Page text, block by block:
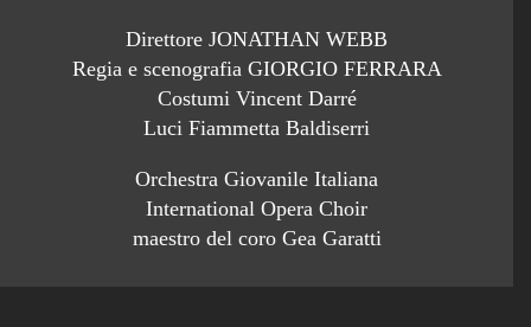
Direttore JONATHAN WEBB
Regia e scenografia GIORGIO FERRARA
Costumi Vincent Darré
Luci Fiammetta Baldiserri
Orchestra Giovanile Italiana
International Opera Choir
maestro del coro Gea Garatti